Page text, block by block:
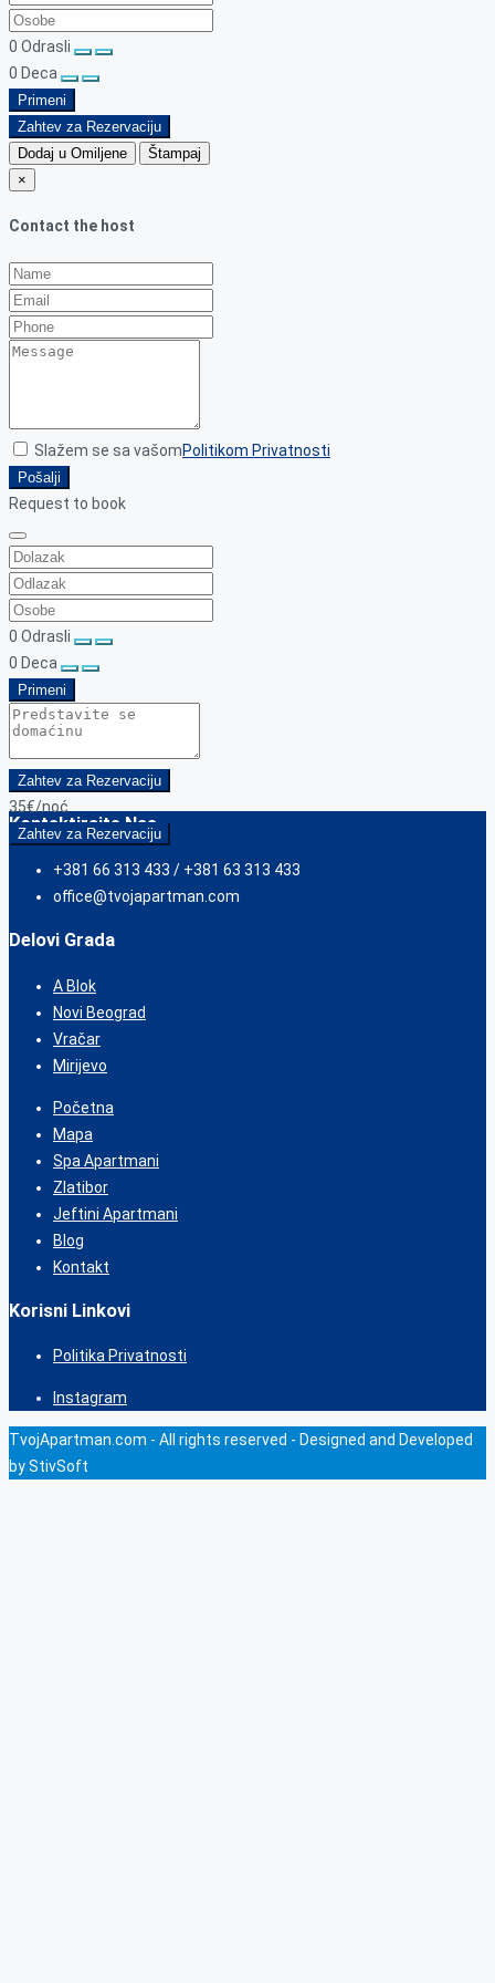
0 Odrasli
0 Deca
Primeni
Zahtev za Rezervaciju
Dodaj u Omiljene
Štampaj
×
Contact the host
Slažem se sa vašomPolitikom Privatnosti
Pošalji
Request to book
0 Odrasli
0 Deca
Primeni
Zahtev za Rezervaciju
35€/noć
Zahtev za Rezervaciju
Kontaktirajte Nas
+381 66 313 433 / +381 63 313 433
office@tvojapartman.com
Delovi Grada
A Blok
Novi Beograd
Vračar
Mirijevo
Početna
Mapa
Spa Apartmani
Zlatibor
Jeftini Apartmani
Blog
Kontakt
Korisni Linkovi
Politika Privatnosti
Instagram
TvojApartman.com - All rights reserved - Designed and Developed
by StivSoft